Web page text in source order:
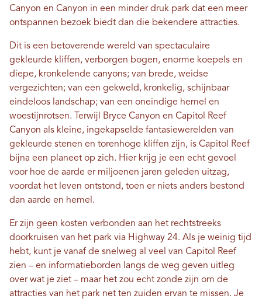
Canyon en Canyon in een minder druk park dat een meer
ontspannen bezoek biedt dan die bekendere attracties.
Dit is een betoverende wereld van spectaculaire
gekleurde kliffen, verborgen bogen, enorme koepels en
diepe, kronkelende canyons; van brede, weidse
vergezichten; van een gekweld, kronkelig, schijnbaar
eindeloos landschap; van een oneindige hemel en
woestijnrotsen. Terwijl Bryce Canyon en Capitol Reef
Canyon als kleine, ingekapselde fantasiewerelden van
gekleurde stenen en torenhoge kliffen zijn, is Capitol Reef
bijna een planeet op zich. Hier krijg je een echt gevoel
voor hoe de aarde er miljoenen jaren geleden uitzag,
voordat het leven ontstond, toen er niets anders bestond
dan aarde en hemel.
Er zijn geen kosten verbonden aan het rechtstreeks
doorkruisen van het park via Highway 24. Als je weinig tijd
hebt, kunt je vanaf de snelweg al veel van Capitol Reef
zien – en informatieborden langs de weg geven uitleg
over wat je ziet – maar het zou echt zonde zijn om de
attracties van het park net ten zuiden ervan te missen. Je